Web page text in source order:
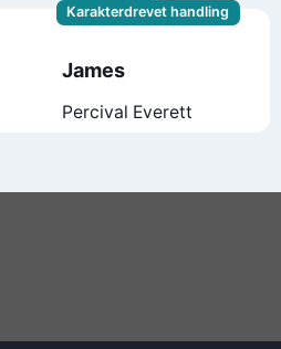
Karakterdrevet handling
James
Percival Everett